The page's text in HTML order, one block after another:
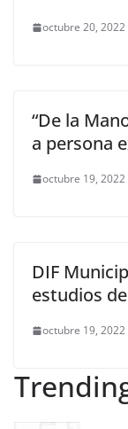
octubre 20, 2022
“De la
a persona
octubre 19, 2022
DIF
estudios
octubre 19, 2022